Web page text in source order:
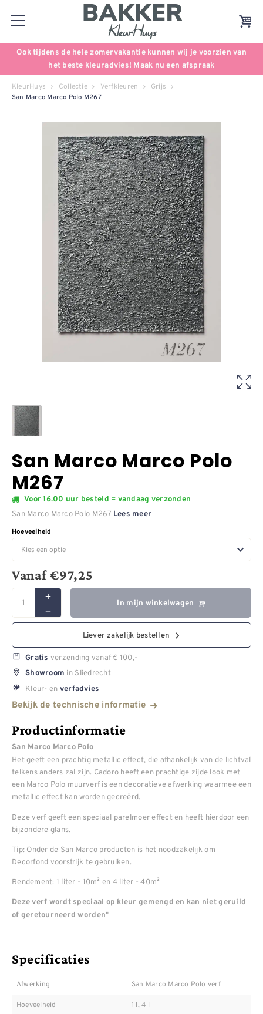
Ook tijdens de hele zomervakantie kunnen wij je voorzien van
het beste kleuradvies! Maak nu een afspraak
KleurHuys Collectie Verfkleuren Grijs
San Marco Marco Polo M267
San Marco Marco Polo
M267
Voor 16.00 uur besteld = vandaag verzonden
San Marco Marco Polo M267 Lees meer
Hoeveelheid
Vanaf€97,25
In mijn winkelwagen
Liever zakelijk bestellen
Gratis verzending vanaf € 100,-
Showroom in Sliedrecht
Kleur- en verfadvies
Bekijk de technische informatie
Productinformatie
San Marco Marco Polo
Het geeft een prachtig metallic effect, die afhankelijk van de lichtval
telkens anders zal zijn. Cadoro heeft een prachtige zijde look met
een Marco Polo muurverf is een decoratieve afwerking waarmee een
metallic effect kan worden gecreërd.
Deze verf geeft een speciaal parelmoer effect en heeft hierdoor een
bijzondere glans.
Tip: Onder de San Marco producten is het noodzakelijk om
Decorfond voorstrijk te gebruiken.
Rendement: 1 liter - 10m² en 4 liter - 40m²
Deze verf wordt speciaal op kleur gemengd en kan niet geruild
of geretourneerd worden"
Specificaties
Afwerking San Marco Marco Polo verf
Hoeveelheid 1 l, 4 l